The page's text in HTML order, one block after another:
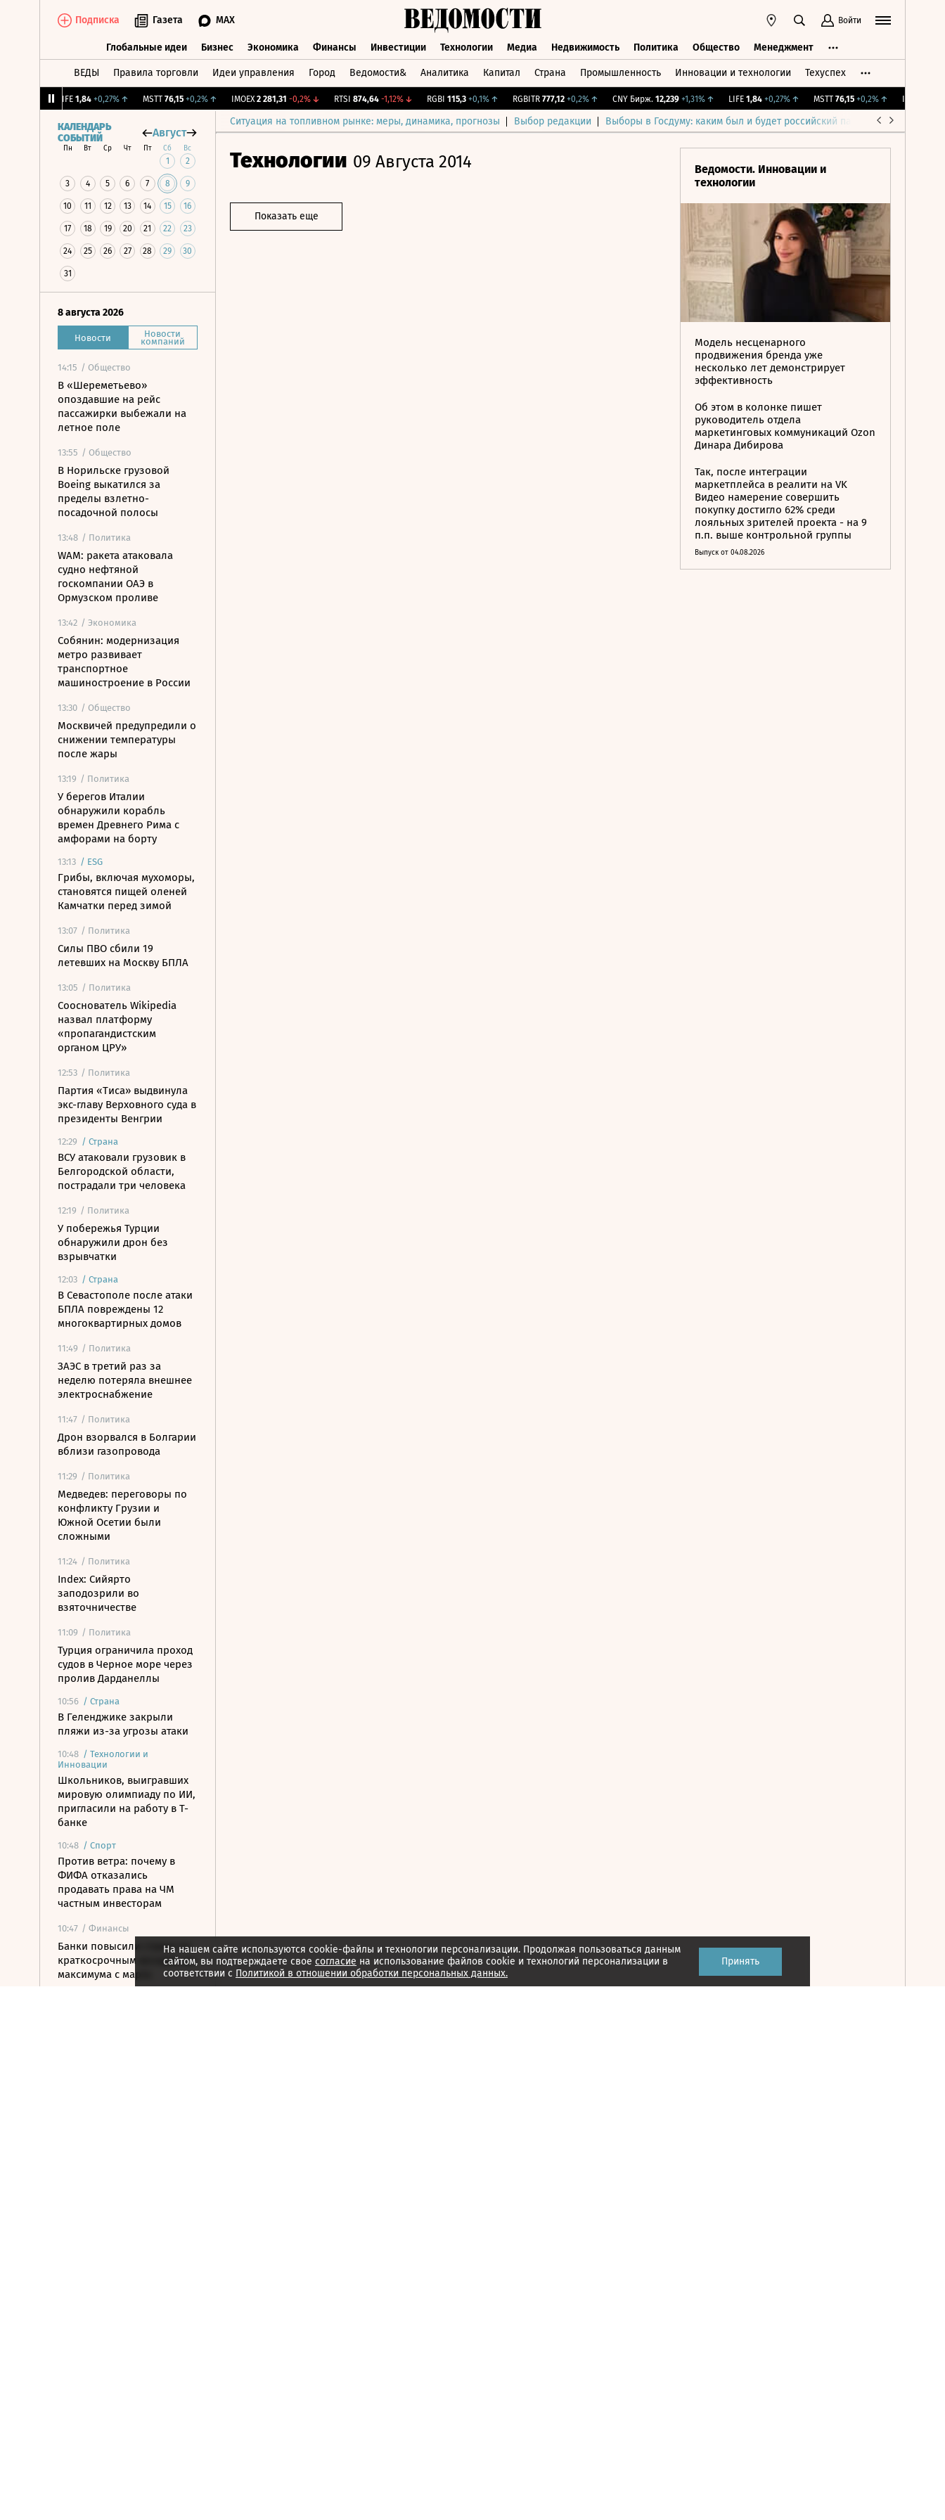
Подписка Газета MAX Войти
Глобальные идеи Бизнес Экономика Финансы Инвестиции Технологии Медиа Недвижимость Политика Общество Менеджмент
ВЕДЫ Правила торговли Идеи управления Город Ведомости& Аналитика Капитал Страна Промышленность Инновации и технологии Техуспех
1,84 +0,27%↑ MSTT 76,15 +0,2%↑ IMOEX 2 281,31 -0,2%↓ RTSI 874,64 -1,12% ↓ RGBI 115,3 +0,1% ↑ RGBITR 777,12 +0,2%↑ CNY Бирж. 12,239 +1,31%↑ 1,84 +0,27%↑ MSTT 76,15 +0,2%↑
Ситуация на топливном рынке: меры, динамика, прогнозы Выбор редакции Выборы в Госдуму: каким был и будет российский парламент
КАЛЕНДАРЬ
СОБЫТИЙ
Август
Пн Вт Ср Чт Пт Сб Вс
1 2
3 4 5 6 7 8 9
10 11 12 13 14 15 16
17 18 19 20 21 22 23
24 25 26 27 28 29 30
31
8 августа 2026
Новости Новости
компаний
14:15 / Общество
В «Шереметьево»
опоздавшие на рейс
пассажирки выбежали на
летное поле
13:55 / Общество
В Норильске грузовой
Boeing выкатился за
пределы взлетно-
посадочной полосы
13:48 / Политика
WAM: ракета атаковала
судно нефтяной
госкомпании ОАЭ в
Ормузском проливе
13:42 / Экономика
Собянин: модернизация
метро развивает
транспортное
машиностроение в России
13:30 / Общество
Москвичей предупредили о
снижении температуры
после жары
13:19 / Политика
У берегов Италии
обнаружили корабль
времен Древнего Рима с
амфорами на борту
13:13 / ESG
Грибы, включая мухоморы,
становятся пищей оленей
Камчатки перед зимой
13:07 / Политика
Силы ПВО сбили 19
летевших на Москву БПЛА
13:05 / Политика
Сооснователь Wikipedia
назвал платформу
«пропагандистским
органом ЦРУ»
12:53 / Политика
Партия «Тиса» выдвинула
экс-главу Верховного суда в
президенты Венгрии
12:29 / Страна
ВСУ атаковали грузовик в
Белгородской области,
пострадали три человека
12:19 / Политика
У побережья Турции
обнаружили дрон без
взрывчатки
12:03 / Страна
В Севастополе после атаки
БПЛА повреждены 12
многоквартирных домов
11:49 / Политика
ЗАЭС в третий раз за
неделю потеряла внешнее
электроснабжение
11:47 / Политика
Дрон взорвался в Болгарии
вблизи газопровода
11:29 / Политика
Медведев: переговоры по
конфликту Грузии и
Южной Осетии были
сложными
11:24 / Политика
Index: Сийярто
заподозрили во
взяточничестве
11:09 / Политика
Турция ограничила проход
судов в Черное море через
пролив Дарданеллы
10:56 / Страна
В Геленджике закрыли
пляжи из-за угрозы атаки
10:48 / Технологии и
Инновации
Школьников, выигравших
мировую олимпиаду по ИИ,
пригласили на работу в Т-
банке
10:48 / Спорт
Против ветра: почему в
ФИФА отказались
продавать права на ЧМ
частным инвесторам
10:47 / Финансы
Банки повысили ставки по
краткосрочным вкладам до
максимума с марта
Технологии 09 Августа 2014
Показать еще
Ведомости. Инновации и
технологии
Модель несценарного
продвижения бренда уже
несколько лет демонстрирует
эффективность
Об этом в колонке пишет
руководитель отдела
маркетинговых коммуникаций Ozon
Динара Дибирова
Так, после интеграции
маркетплейса в реалити на VK
Видео намерение совершить
покупку достигло 62% среди
лояльных зрителей проекта - на 9
п.п. выше контрольной группы
Выпуск от 04.08.2026
На нашем сайте используются cookie-файлы и технологии персонализации. Продолжая пользоваться данным
сайтом, вы подтверждаете свое согласие на использование файлов cookie и технологий персонализации в
соответствии с Политикой в отношении обработки персональных данных.
Принять